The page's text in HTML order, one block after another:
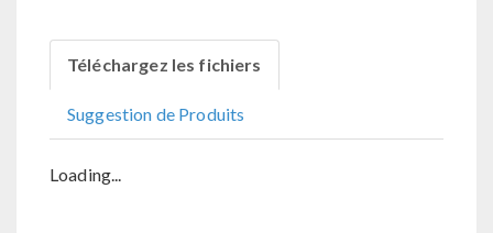
Téléchargez les fichiers
Suggestion de Produits
Loading...